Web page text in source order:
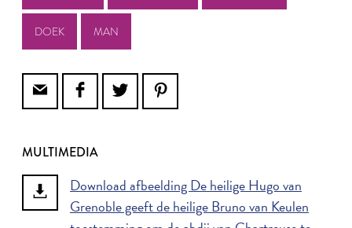
DOEK MAN
MULTIMEDIA
Download afbeelding De heilige Hugo van
Grenoble geeft de heilige Bruno van Keulen